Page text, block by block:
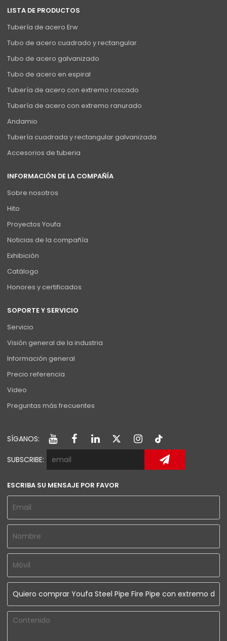
LISTA DE PRODUCTOS
Tubería de acero Erw
Tubo de acero cuadrado y rectangular.
Tubo de acero galvanizado
Tubo de acero en espiral
Tubería de acero con extremo roscado
Tubería de acero con extremo ranurado
Andamio
Tubería cuadrada y rectangular galvanizada
Accesorios de tuberia
INFORMACIÓN DE LA COMPAÑÍA
Sobre nosotros
Hito
Proyectos Youfa
Noticias de la compañía
Exhibición
Catálogo
Honores y certificados
SOPORTE Y SERVICIO
Servicio
Visión general de la industria
Información general
Precio referencia
Video
Preguntas más frecuentes
SÍGANOS:
SUBSCRIBE:
ESCRIBA SU MENSAJE POR FAVOR